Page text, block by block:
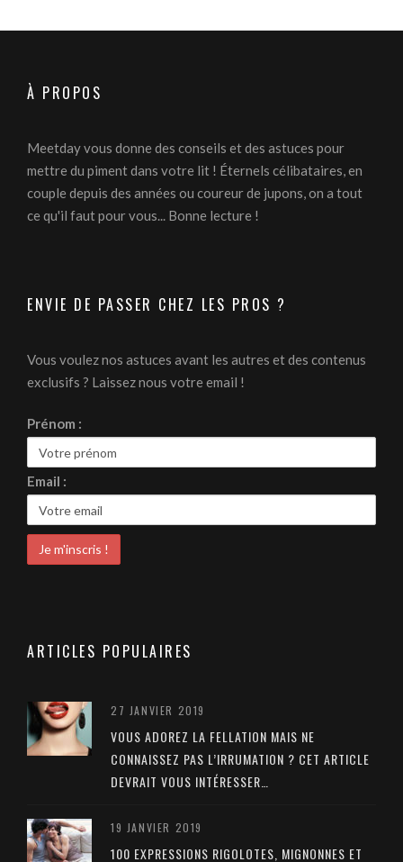
À PROPOS
Meetday vous donne des conseils et des astuces pour
mettre du piment dans votre lit ! Éternels célibataires, en
couple depuis des années ou coureur de jupons, on a tout
ce qu'il faut pour vous... Bonne lecture !
ENVIE DE PASSER CHEZ LES PROS ?
Vous voulez nos astuces avant les autres et des contenus
exclusifs ? Laissez nous votre email !
Prénom :
Email :
ARTICLES POPULAIRES
27 JANVIER 2019
VOUS ADOREZ LA FELLATION MAIS NE
CONNAISSEZ PAS L’IRRUMATION ? CET ARTICLE
DEVRAIT VOUS INTÉRESSER…
19 JANVIER 2019
100 EXPRESSIONS RIGOLOTES, MIGNONNES ET